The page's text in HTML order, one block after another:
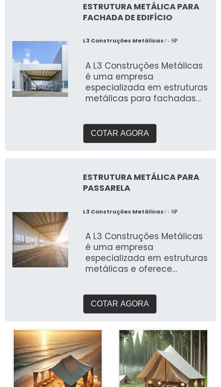
ESTRUTURA METÁLICA PARA
FACHADA DE EDIFÍCIO
L3 Construções Metálicas / - SP
A L3 Construções Metálicas
é uma empresa
especializada em estruturas
metálicas para fachadas
COTAR AGORA
ESTRUTURA METÁLICA PARA
PASSARELA
L3 Construções Metálicas / - SP
A L3 Construções Metálicas
é uma empresa
especializada em estruturas
metálicas e oferece
COTAR AGORA